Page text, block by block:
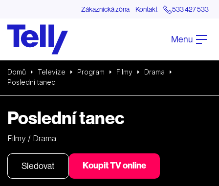
Zákaznická zóna Kontakt 533 427 533
Menu
Domů Televize Program Filmy
Drama
Poslední tanec
Poslední tanec
Filmy / Drama
Sledovat Koupit TV online